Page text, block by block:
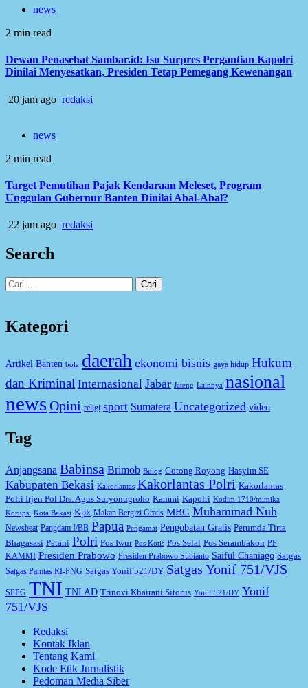
news
2 min read
Dewan Penasehat Sambar.id: Isu Surpres Pergantian Kapolri
Dinilai Menyesatkan, Presiden Tetap Pemegang Kewenangan
20 jam ago redaksi
news
2 min read
Target Pemutihan Pajak Kendaraan Meleset, Program
Unggulan Gubernur Banten Dinilai Abal-Abal?
22 jam ago redaksi
Search
Cari
untuk:
Kategori
Artikel Banten bola daerah ekonomi bisnis gaya hidup Hukum
dan Kriminal Internasional Jabar Jateng Lainnya nasional
newsOpini religi sport Sumatera Uncategorized video
Tag
Anjangsana Babinsa Brimob Bulog Gotong Royong Hasyim SE
Kabupaten Bekasi Kakorlantas Kakorlantas Polri Kakorlantas
Polri Irjen Pol Drs. Agus Suryonugroho Kammi Kapolri Kodim 1710/mimika
Korupsi Kota Bekasi Kpk Makan Bergizi Gratis MBG Muhammad Nuh
Newsbeat Pangdam I/BB Papua Pengamat Pengobatan Gratis Perumda Tirta
Bhagasasi Petani Polri Pos Iwur Pos Kotis Pos Selal Pos Serambakon PP
KAMMI Presiden Prabowo Presiden Prabowo Subianto Saiful Chaniago Satgas
Satgas Pamtas RI-PNG Satgas Yonif 521/DY Satgas Yonif 751/VJS
SPPG TNI TNI AD Trinovi Khairani Sitorus Yonif 521/DY Yonif
751/VJS
Redaksi
Kontak Iklan
Tentang Kami
Kode Etik Jurnalistik
Pedoman Media Siber